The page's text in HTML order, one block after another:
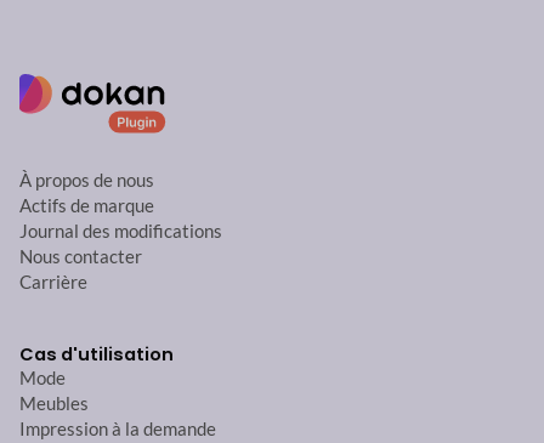
À propos de nous
Actifs de marque
Journal des modifications
Nous contacter
Carrière
Cas d'utilisation
Mode
Meubles
Impression à la demande